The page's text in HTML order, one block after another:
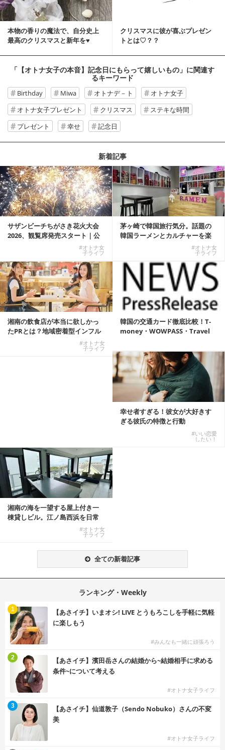
本物の香りの魔法で、自分史上
最高のクリスマスと新年を♥
クリスマスに彼が喜ぶプレゼン
トとは♡？？
「【オトナ女子の本音】記念日にもらって嬉しいもの」 に関連す
るキーワード
Birthday Miwa オトナデ－ト
オトナ女子
オトナ女子プレゼント
クリスマス
ステキな時間
プレゼント
幸せ 記念日
新着記事
サザンビーチちがさき花火大会
2026、観覧席発売スタート｜公
#オトナ女
子ライフ
茅ヶ崎で韓国旅行気分。話題の
韓国ラーメンとカルチャーを楽
#オトナ女
子ライフ
湘南の飲食店が本当に欲しかっ
たPRとは？地域密着型インフル
#オトナ女
子ライフ
韓国の交通カード徹底比較！T-
money・WOWPASS・Travel
幸せ者すぎる！彼女が大好きす
ぎる彼氏の特徴と行動
#いい恋愛
したい！
湘南の海を一望する屋上付き一
棟貸しビル。江ノ島西浜を日常
#オトナ女
子ライフ
全ての新着記事
ランキング・Weekly
【あさイチ】いまオシ! LIVE とうもろこしを手軽に気軽
に楽しもう
#みんなも一緒に頑張ろう
1
【あさイチ】濱田岳さんの結婚から~結婚相手に求める
条件~について考える
#オトナ女子ライフ
2
【あさイチ】仙道敦子（Sendo Nobuko）さんの不変
美
#オトナ女子ライフ
3